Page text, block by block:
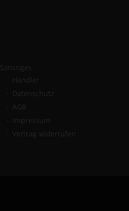
Sonstiges
Händler
Datenschutz
AGB
Impressum
Vertrag widerrufen